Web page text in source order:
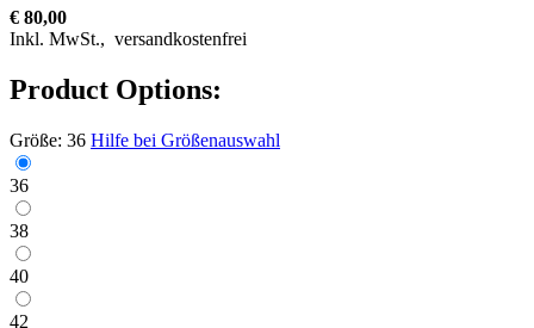
€ 80,00
Inkl. MwSt., versandkostenfrei
Product Options:
Größe: 36 Hilfe bei Größenauswahl
36
38
40
42